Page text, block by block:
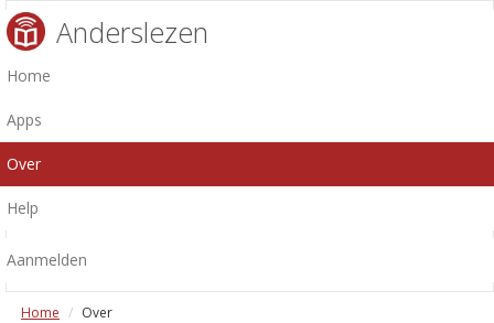
Anderslezen
Home
Apps
Over
Help
Aanmelden
Home Over